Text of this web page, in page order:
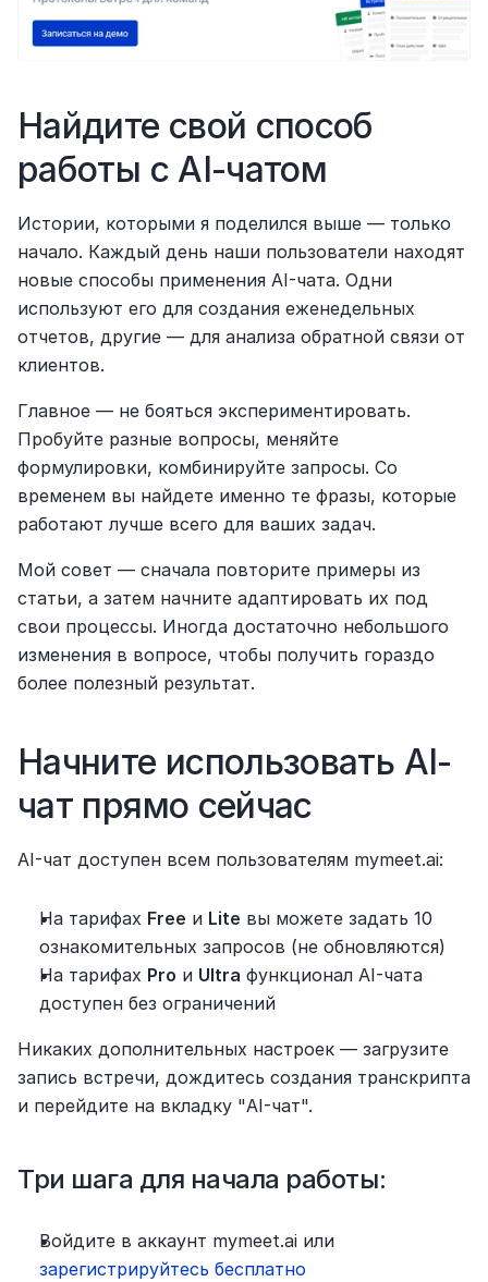
Найдите свой способ
работы с AI-чатом
Истории, которыми я поделился выше — только
начало. Каждый день наши пользователи находят
новые способы применения AI-чата. Одни
используют его для создания еженедельных
отчетов, другие — для анализа обратной связи от
клиентов.
Главное — не бояться экспериментировать.
Пробуйте разные вопросы, меняйте
формулировки, комбинируйте запросы. Со
временем вы найдете именно те фразы, которые
работают лучше всего для ваших задач.
Мой совет — сначала повторите примеры из
статьи, а затем начните адаптировать их под
свои процессы. Иногда достаточно небольшого
изменения в вопросе, чтобы получить гораздо
более полезный результат.
Начните использовать AI-
чат прямо сейчас
AI-чат доступен всем пользователям mymeet.ai:
На тарифах Free и Lite вы можете задать 10
ознакомительных запросов (не обновляются)
На тарифах Pro и Ultra функционал AI-чата
доступен без ограничений
Никаких дополнительных настроек — загрузите
запись встречи, дождитесь создания транскрипта
и перейдите на вкладку "AI-чат".
Три шага для начала работы:
Войдите в аккаунт mymeet.ai или
зарегистрируйтесь бесплатно